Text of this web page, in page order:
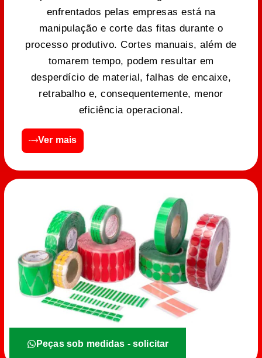
enfrentados pelas empresas está na
manipulação e corte das fitas durante o
processo produtivo. Cortes manuais, além de
tomarem tempo, podem resultar em
desperdício de material, falhas de encaixe,
retrabalho e, consequentemente, menor
eficiência operacional.
Ver mais
Peças sob medidas - solicitar